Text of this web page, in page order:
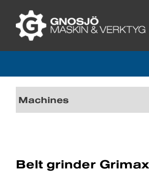
Machines
Belt grinder Grimax